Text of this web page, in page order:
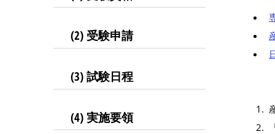
(2) 受験申請
(3) 試験日程
(4) 実施要領